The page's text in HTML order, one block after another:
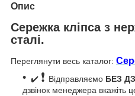
Опис
Сережка кліпса з
сталі.
Переглянути весь каталог:
✔️ ❗ Відправляємо БЕЗ
дзвінок менеджера вкажіть